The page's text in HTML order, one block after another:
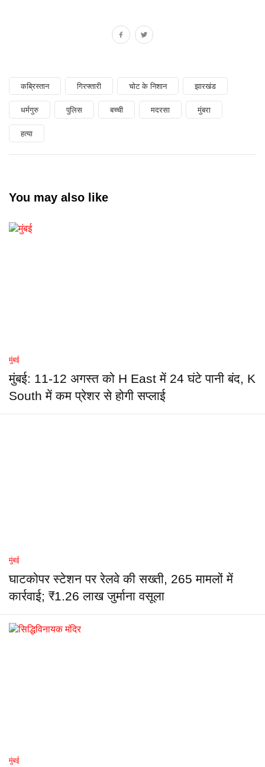
कब्रिस्तान गिरफ्तारी चोट के निशान झारखंड
धर्मगुरु पुलिस बच्ची मदरसा मुंबरा
हत्या
You may also like
मुंबई
मुंबई: 11-12 अगस्त को H East में 24 घंटे पानी बंद, K
South में कम प्रेशर से होगी सप्लाई
मुंबई
घाटकोपर स्टेशन पर रेलवे की सख्ती, 265 मामलों में
कार्रवाई; ₹1.26 लाख जुर्माना वसूला
मुंबई